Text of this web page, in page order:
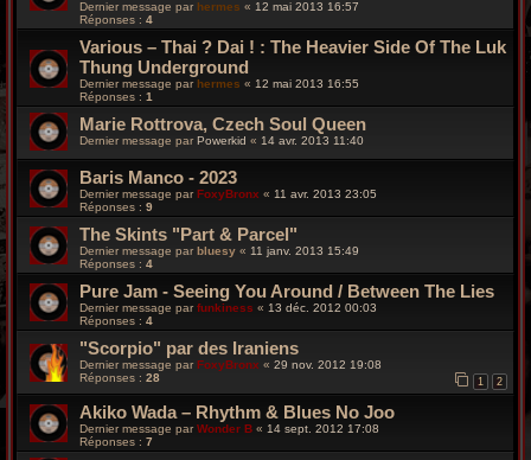
Dernier message par hermes « 12 mai 2013 16:57
Réponses : 4
Various – Thai ? Dai ! : The Heavier Side Of The Luk
Thung Underground
Dernier message par hermes « 12 mai 2013 16:55
Réponses : 1
Marie Rottrova, Czech Soul Queen
Dernier message par Powerkid « 14 avr. 2013 11:40
Baris Manco - 2023
Dernier message parFoxyBronx « 11 avr. 2013 23:05
Réponses : 9
The Skints "Part & Parcel"
Dernier message par bluesy « 11 janv. 2013 15:49
Réponses : 4
Pure Jam - Seeing You Around / Between The Lies
Dernier message parfunkiness « 13 déc. 2012 00:03
Réponses : 4
"Scorpio" par des Iraniens
Dernier message par FoxyBronx « 29 nov. 2012 19:08
Réponses : 28 1 2
Akiko Wada – Rhythm & Blues No Joo
Dernier message parWonder B « 14 sept. 2012 17:08
Réponses : 7